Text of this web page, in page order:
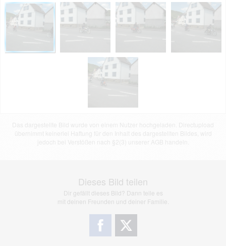
jedoch bei Verstößen nach §2(3) unserer AGB handeln.
Dieses Bild teilen
Dir gefällt dieses Bild? Dann teile es
mit deinen Freunden und deiner Familie.